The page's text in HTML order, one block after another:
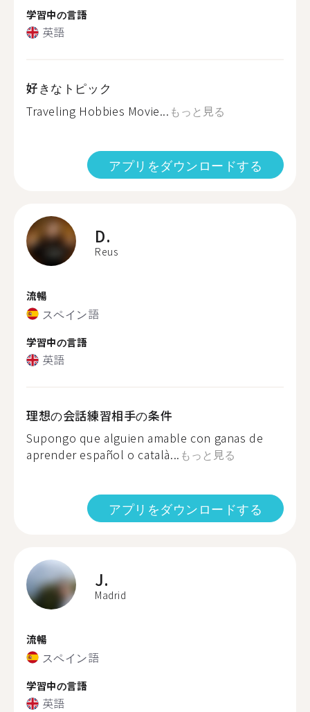
学習中の言語
英語
好きなトピック
Traveling Hobbies Movie... もっと見る
アプリをダウンロードする
D.
Reus
流暢
スペイン語
学習中の言語
英語
理想の会話練習相手の条件
Supongo que alguien amable con ganas de
aprender español o català... もっと見る
アプリをダウンロードする
J.
Madrid
流暢
スペイン語
学習中の言語
英語